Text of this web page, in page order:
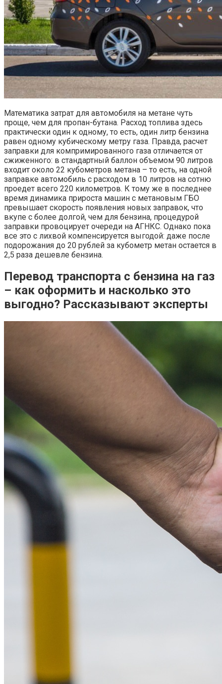
Математика затрат для автомобиля на метане чуть
проще, чем для пропан-бутана. Расход топлива здесь
практически один к одному, то есть, один литр бензина
равен одному кубическому метру газа. Правда, расчет
заправки для компримированного газа отличается от
сжиженного: в стандартный баллон объемом 90 литров
входит около 22 кубометров метана – то есть, на одной
заправке автомобиль с расходом в 10 литров на сотню
проедет всего 220 километров. К тому же в последнее
время динамика прироста машин с метановым ГБО
превышает скорость появления новых заправок, что
вкупе с более долгой, чем для бензина, процедурой
заправки провоцирует очереди на АГНКС. Однако пока
все это с лихвой компенсируется выгодой: даже после
подорожания до 20 рублей за кубометр метан остается в
2,5 раза дешевле бензина.
Перевод транспорта с бензина на газ
– как оформить и насколько это
выгодно? Рассказывают эксперты